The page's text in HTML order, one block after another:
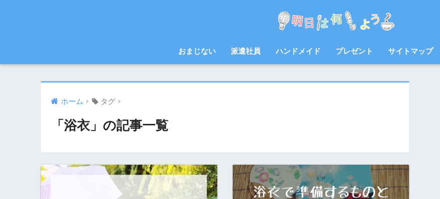
おまじない 派遣社員 ハンドメイド プレゼント サイトマップ
ホーム タグ
「浴衣」の記事一覧